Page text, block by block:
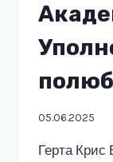
05.06.2025
Герта Крис